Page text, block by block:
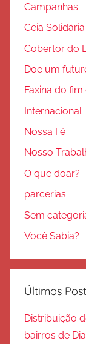
Campanhas
Ceia Solidária
Cobertor do
Doe um
Faxina do fim
Internacional
Nossa Fé
Nosso
O que doar?
parcerias
Sem
Você Sabia?
Últimos
Distribuição
bairros de